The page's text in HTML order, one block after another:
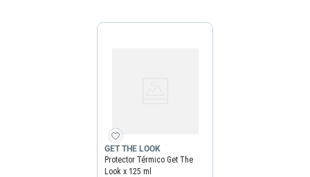
GET THE LOOK
Protector Térmico Get The
Look x 125 ml